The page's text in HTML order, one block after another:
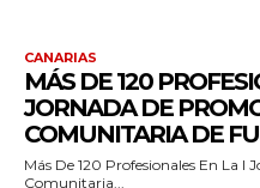
CANARIAS
MÁS DE 120
JORNADA DE
COMUNITARIA DE
Más De 120 Profesionales En La I
Comunitaria...